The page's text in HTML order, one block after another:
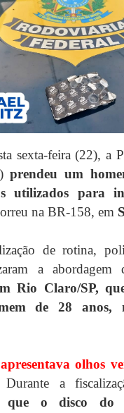
sexta-feira (22), a
prendeu um
utilizados para
na BR-158, em
de rotina,
a abordagem
Rio Claro/SP,
de 28 anos,
olhos
a
que o disco do